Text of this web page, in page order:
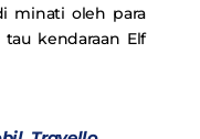
minati oleh para
kendaraan Elf